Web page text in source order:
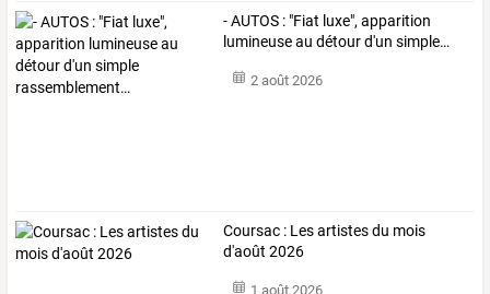
-AUTOS : "Fiat luxe", apparition
lumineuseau détourd'un simple…
2 août 2026
Coursac : Les artistes du mois
d'août 2026
1 août 2026